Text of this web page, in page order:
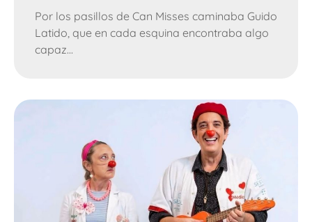
Por los pasillos de Can Misses caminaba Guido
Latido, que en cada esquina encontraba algo
capaz...